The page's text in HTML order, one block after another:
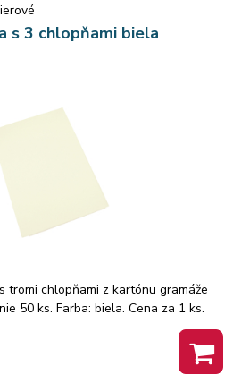
s 3 chlopňami biela
tromi chlopňami z kartónu gramáže
50 ks. Farba: biela. Cena za 1 ks.